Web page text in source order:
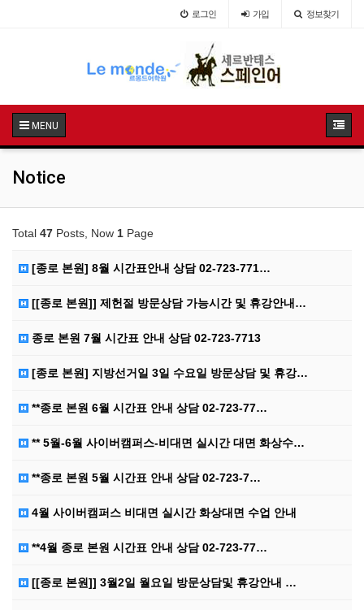
로그인 가입 정보찾기
MENU
Notice
Total 47 Posts, Now 1 Page
[종로 본원] 8월 시간표안내 상담 02-723-771…
[[종로 본원]] 제헌절 방문상담 가능시간 및 휴강안내…
종로 본원 7월 시간표 안내 상담 02-723-7713
[종로 본원] 지방선거일 3일 수요일 방문상담 및 휴강…
**종로 본원 6월 시간표 안내 상담 02-723-77…
** 5월-6월 사이버캠퍼스-비대면 실시간 대면 화상수…
**종로 본원 5월 시간표 안내 상담 02-723-7…
4월 사이버캠퍼스 비대면 실시간 화상대면 수업 안내
**4월 종로 본원 시간표 안내 상담 02-723-77…
[[종로 본원]] 3월2일 월요일 방문상담및 휴강안내 …